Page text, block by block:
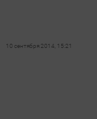
10 сентября 2014, 15:21